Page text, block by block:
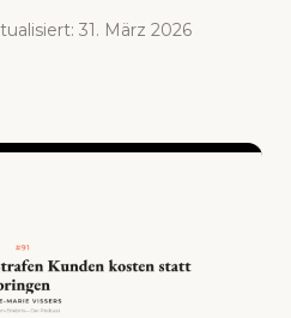
: 31. März 2026